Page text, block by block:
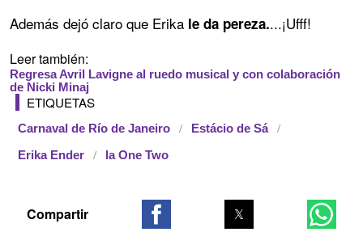
Además dejó claro que Erika le da pereza....¡Ufff!
Leer también:
Regresa Avril Lavigne al ruedo musical y con colaboración
de Nicki Minaj
ETIQUETAS
Carnaval de Río de Janeiro Estácio de Sá
Erika Ender la One Two